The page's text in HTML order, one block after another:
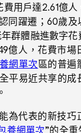
費用戶達2.61億
同躍遷；60歲及
年群體融進數字
億人，花費市場
網單次區的普遍
平易近共享的成
為代表的新技巧
養網單次”的全